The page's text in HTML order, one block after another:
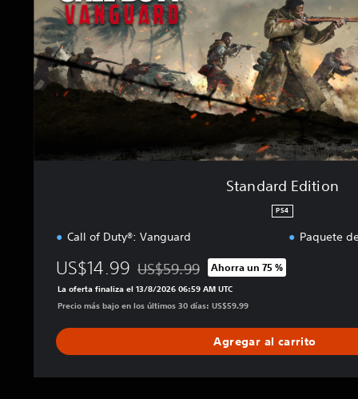
E
d
i
t
i
Standard Edition
PS4
Call of Duty®: Vanguard Paquete
US$14.99 Rebajado del precio original de US$59.99
US$59.99 Ahorra un 75 %
La oferta finaliza el 13/8/2026 06:59 AM UTC
Precio más bajo en los últimos 30 días: US$59.99
Agregar al carrito